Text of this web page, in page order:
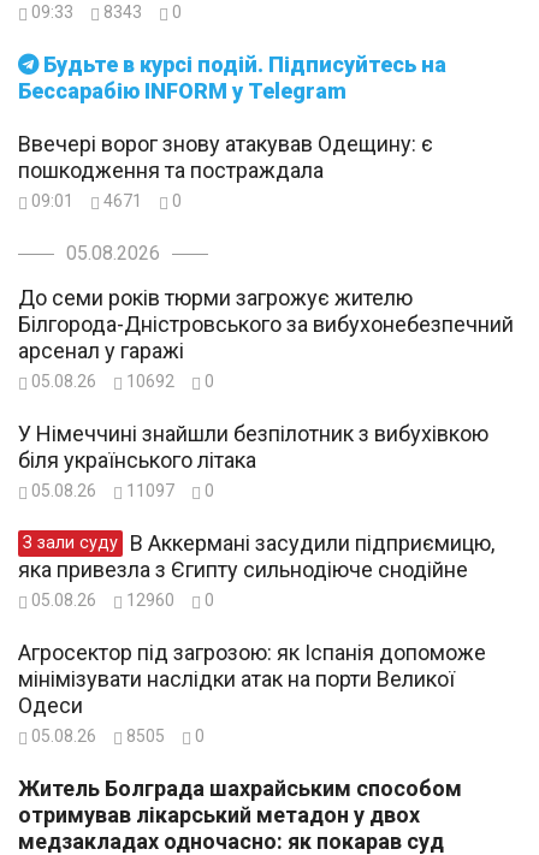
Будьте в курсі подій. Підписуйтесь на
Бессарабію INFORM у Telegram
09:33 8343 0
Ввечері ворог знову атакував Одещину: є
пошкодження та постраждала
09:01 4671 0
05.08.2026
До семи років тюрми загрожує жителю
Білгорода-Дністровського за вибухонебезпечний
арсенал у гаражі
05.08.26 10692 0
У Німеччині знайшли безпілотник з вибухівкою
біля українського літака
05.08.26 11097 0
З зали суду
яка привезла з Єгипту сильнодіюче снодійне
05.08.26 12960 0
Агросектор під загрозою: як Іспанія допоможе
мінімізувати наслідки атак на порти Великої
Одеси
05.08.26 8505 0
Житель Болграда шахрайським способом
отримував лікарський метадон у двох
медзакладах одночасно: як покарав суд